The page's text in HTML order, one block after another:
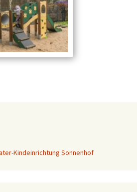
Kindeinrichtung Sonnenhof